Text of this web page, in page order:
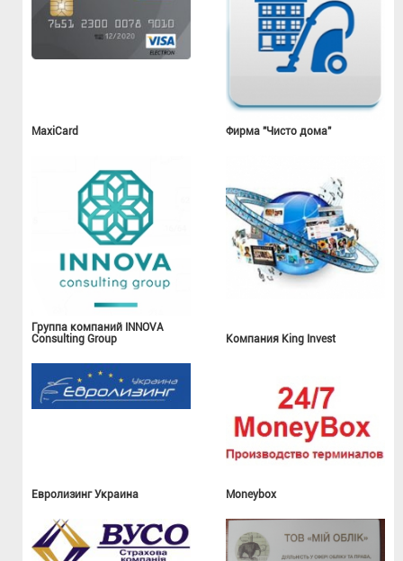
MaxiCard Фирма "Чисто дома"
Группа компаний INNOVA
Consulting Group
Компания King Invest
Евролизинг Украина Moneybox